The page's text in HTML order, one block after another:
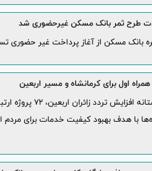
طرح ثمر بانک مسکن غیرحضوری شد
بانک مسکن از آغاز پرداخت غیر حضوری
همراه اول در
با هدف بهبود کیفیت خدمات برای